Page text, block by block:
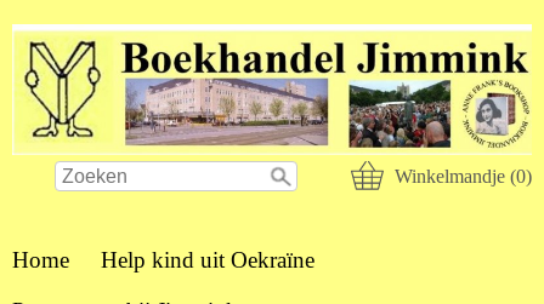
Winkelmandje (0)
Home
Help kind uit Oekraïne